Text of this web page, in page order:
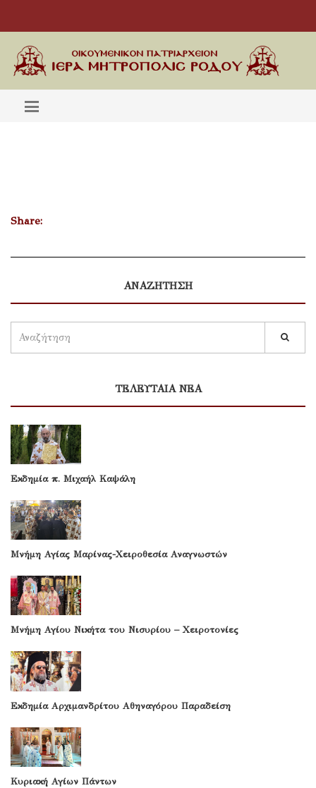
Share:
ΑΝΑΖΗΤΗΣΗ
ΤΕΛΕΥΤΑΙΑ ΝΕΑ
Εκδημία π. Μιχαήλ Καψάλη
Μνήμη Αγίας Μαρίνας-Χειροθεσία Αναγνωστών
Μνήμη Αγίου Νικήτα του Νισυρίου – Χειροτονίες
Εκδημία Αρχιμανδρίτου Αθηναγόρου Παραδείση
Κυριακή Αγίων Πάντων